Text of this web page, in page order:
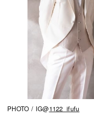
PHOTO / IG@1122_ifufu